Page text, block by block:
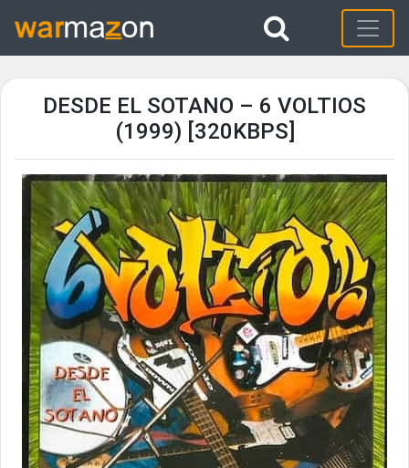
DESDE EL SOTANO – 6 VOLTIOS
(1999) [320KBPS]